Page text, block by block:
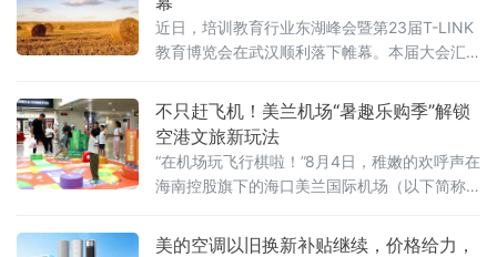
近日，培训教育行业东湖峰会暨第23届T-LINK
教育博览会在武汉顺利落下帷幕。本届大会汇
来自全国各地的千余名教育领域管理者、创业
者齐聚江城，围绕“AI赋能下民办教育培训行业
的创新与发展”这一核心主题展开深度交流与思
想碰撞。
不只赶飞机！美兰机场“暑趣乐购季”解锁
空港文旅新玩法
“在机场玩飞行棋啦！”8月4日，稚嫩的欢呼声在
海南控股旗下的海口美兰国际机场（以下简称
纷驻足，只见一个小男孩兴奋地跳了起来。
美的空调以旧换新补贴继续，价格给力，